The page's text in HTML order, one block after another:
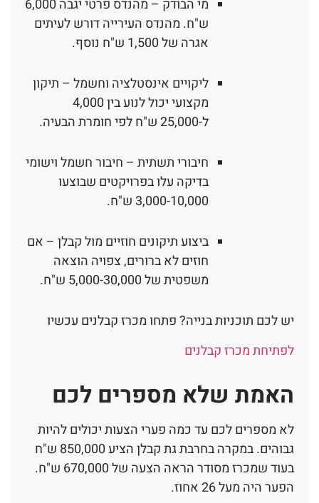
מי הבודק – מהנדס פרטי יגבה 6,000
ש"ח. מהנדס העירייה דורש לעיתים
אגרה של 1,500 ש"ח נוסף.
ליקויים אינסטלציה וחשמל – תיקון
מקצועי יכול לנוע בין 4,000
ל-25,000 ש"ח לפי חומרת הבעיה.
חיבורי תשתית – חיבור חשמל וישומי
בדיקה עלו בפרויקטים שבוצעו
3,000-10,000 ש"ח.
ביצוע תיקונים חוזיים מול קבלן – אם
חוזים לא ברורים, צפויה הוצאה
משפטית של 5,000-30,000 ש"ח.
יש לכם תוכניות בנייה? פתחו מכרז קבלנים עכשיו
לפתיחת מכרז קבלנים
האמת שלא מספרים לכם
לא מספרים לכם עד כמה פערי הצעות יכולים להיות
גבוהים. במקרה בחרבת גת קבלן הציע 850,000 ש"ח
בעוד שמכרז מסודר הראה הצעה של 670,000 ש"ח.
הפער היה מעל 26 אחוז.